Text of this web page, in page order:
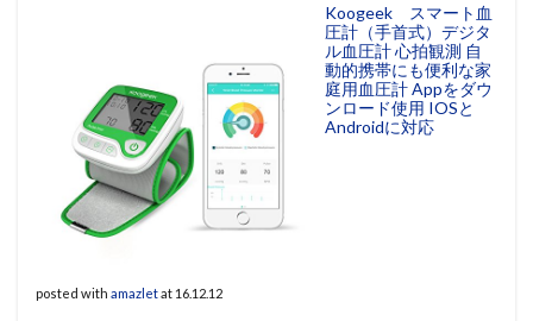
Koogeek スマート血
圧計（手首式）デジタ
ル血圧計 心拍観測 自
動的携帯にも便利な家
庭用血圧計 Appをダウ
ンロード使用 IOSと
Androidに対応
posted with amazletat 16.12.12